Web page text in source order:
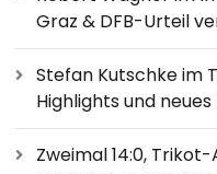
Graz & DFB-Urteil
Stefan Kutschke im
Highlights und neues
Zweimal 14:0,